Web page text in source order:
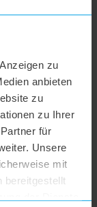
zu
anbieten
zu
zu Ihrer
für
Unsere
mit
bereitgestellt